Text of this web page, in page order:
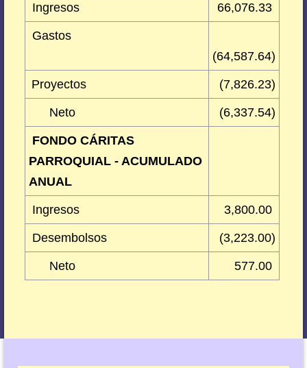
Ingresos 66,076.33
Gastos
(64,587.64)
Proyectos (7,826.23)
Neto (6,337.54)
FONDO CÁRITAS
PARROQUIAL - ACUMULADO
ANUAL
Ingresos 3,800.00
Desembolsos (3,223.00)
Neto 577.00